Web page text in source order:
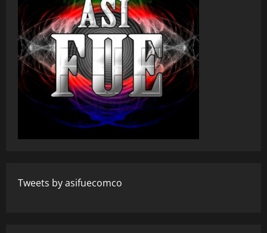
Tweets by asifuecomco